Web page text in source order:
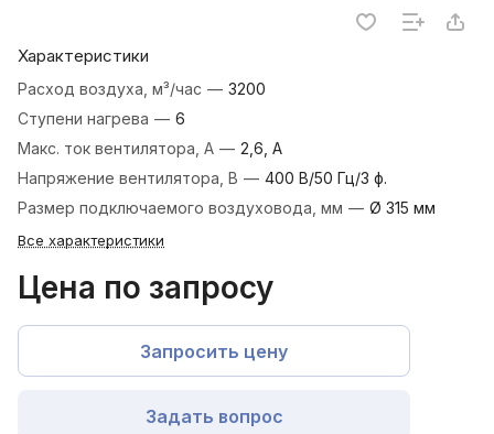
Характеристики
Расход воздуха, м³/час — 3200
Ступени нагрева — 6
Макс. ток вентилятора, А — 2,6, А
Напряжение вентилятора, В — 400 В/50 Гц/3 ф.
Размер подключаемого воздуховода, мм — Ø 315 мм
Все характеристики
Цена по запросу
Запросить цену
Задать вопрос